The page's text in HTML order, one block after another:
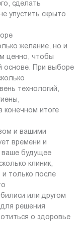
сделать
упустить скрыто
желание, но и
ценно, чтобы
основе. При выборе
технологий,
конечном итоге
и вашими
времени и
ваше будущее
клиник,
и только после
или другом
решения
о здоровье